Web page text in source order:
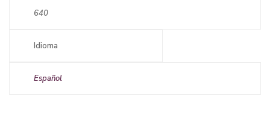
640
Idioma
Español